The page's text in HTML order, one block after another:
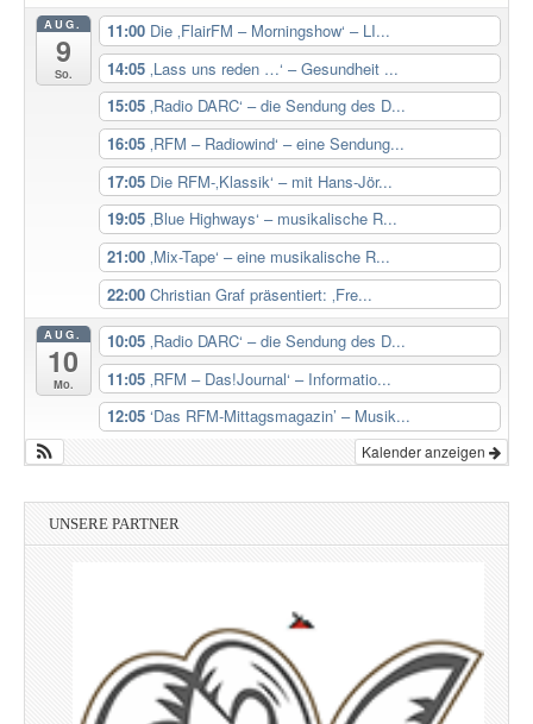
AUG.
9
So.
11:00 Die ‚FlairFM – Morningshow‘ – LI...
14:05 ‚Lass uns reden …‘ – Gesundheit ...
15:05 ‚Radio DARC‘ – die Sendung des D...
16:05 ‚RFM – Radiowind‘ – eine Sendung...
17:05 Die RFM-‚Klassik‘ – mit Hans-Jör...
19:05 ‚Blue Highways‘ – musikalische R...
21:00 ‚Mix-Tape‘ – eine musikalische R...
22:00 Christian Graf präsentiert: ‚Fre...
AUG.
10
Mo.
10:05 ‚Radio DARC‘ – die Sendung des D...
11:05 ‚RFM – Das!Journal‘ – Informatio...
12:05 ‘Das RFM-Mittagsmagazin’ – Musik...
Kalender anzeigen
UNSERE PARTNER